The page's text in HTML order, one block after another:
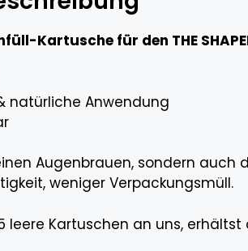
Kartusche für den THE
natürliche Anwendung
Augenbrauen, sondern
weniger Verpackungsmüll.
leere Kartuschen an uns, erhältst